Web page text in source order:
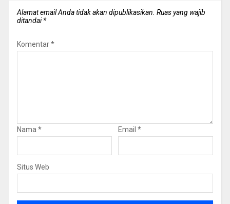
Alamat email Anda tidak akan dipublikasikan. Ruas yang wajib
ditandai*
Komentar*
Nama * Email *
Situs Web